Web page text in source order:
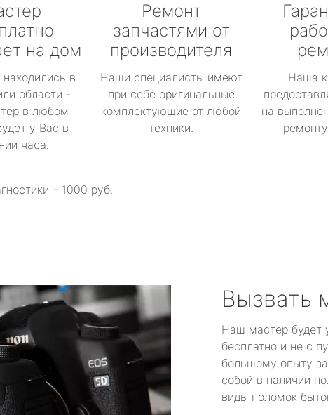
на дом
в
области -
в любом
у Вас в
часа.
Ремонт
запчастями от
производителя
Наши специалисты имеют
при себе оригинальные
комплектующие от любой
техники.
Наша
на
– 1000 руб.
Вызвать
Наш мастер будет
бесплатно и не с
большому опыту
собой в наличии
виды поломок